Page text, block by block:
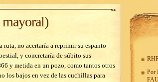
no acertaría a reprimir su espanto
y concretaría de súbito sus
y metida en un pozo, como tantos otros
los bajos en vez de las cuchillas para
Por